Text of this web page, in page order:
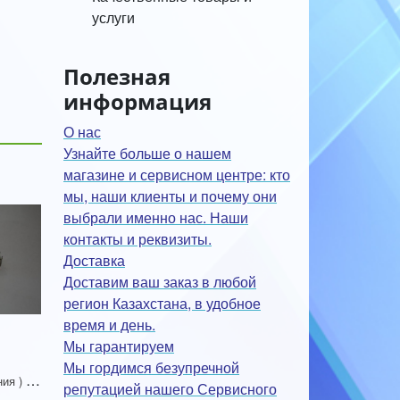
D
C Jack ( разьем питания ) Asus K52JR A52 A53 K52 k53 U52 X52 X53 X54 PJ033 A43 X43 A53 A53S
услуги
Полезная
информация
О нас
Узнайте больше о нашем
магазине и сервисном центре: кто
мы, наши клиенты и почему они
выбрали именно нас. Наши
контакты и реквизиты.
Доставка
Доставим ваш заказ в любой
регион Казахстана, в удобное
время и день.
Мы гарантируем
Мы гордимся безупречной
репутацией нашего Сервисного